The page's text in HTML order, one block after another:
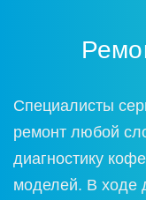
Специалисты
ремонт любой
диагностику
моделей. В ходе